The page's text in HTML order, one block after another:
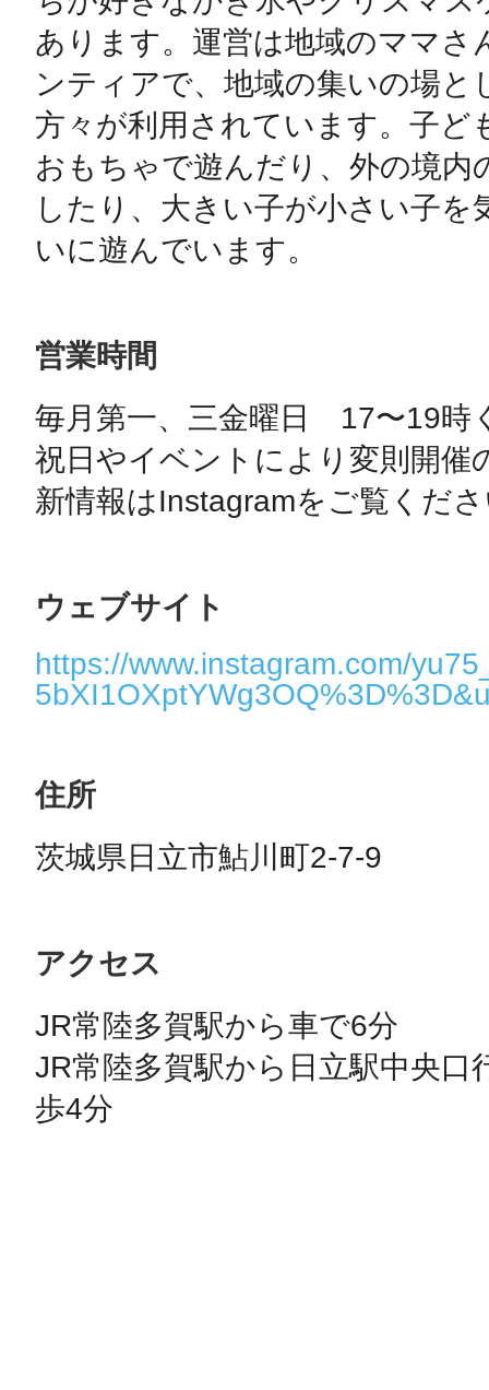
あります。運営は地域のママさ
ンティアで、地域の集いの場と
方々が利用されています。子ど
おもちゃで遊んだり、外の境内
したり、大きい子が小さい子を
いに遊んでいます。
営業時間
毎月第一、三金曜日　17〜19時
祝日やイベントにより変則開催
ウェブサイト
https://www.instagram.com/
住所
茨城県日立市鮎川町2-7-9
アクセス
JR常陸多賀駅から車で6分
JR常陸多賀駅から日立駅中央口
歩4分